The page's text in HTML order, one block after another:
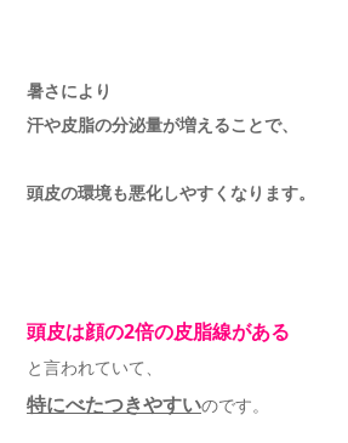
暑さにより
汗や皮脂の分泌量が増えることで、
頭皮の環境も悪化しやすくなります。
頭皮は顔の2倍の皮脂線がある
と言われていて、
特にべたつきやすいのです。